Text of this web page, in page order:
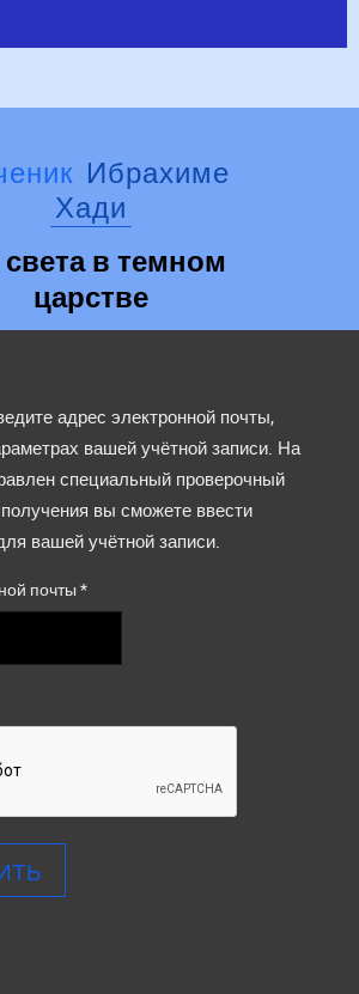
Ибрахиме
Хади
в темном
царстве
адрес электронной почты,
вашей учётной записи. На
специальный проверочный
вы сможете ввести
вашей учётной записи.
почты *